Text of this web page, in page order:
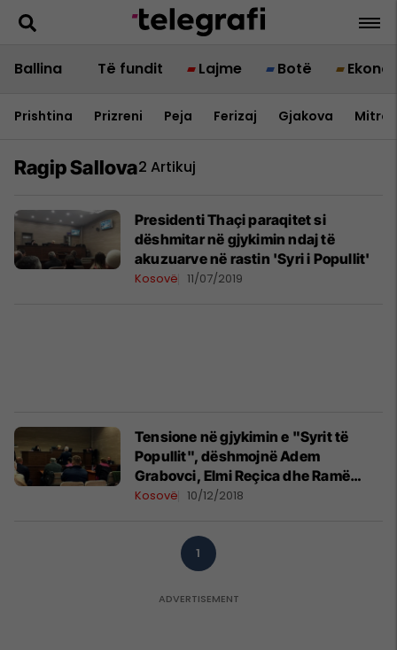
Ballina Të fundit Lajme Botë
Prishtina Prizreni Peja Ferizaj Gjakova
Ragip Sallova2 Artikuj
Presidenti Thaçi paraqitet si
dëshmitar në gjykimin ndaj të
akuzuarve në rastin 'Syri i Popullit'
Kosovë 11/07/2019
Tensione në gjykimin e "Syrit të
Popullit", dëshmojnë Adem
Grabovci, Elmi Reçica dhe Ramë
Maraj
Kosovë 10/12/2018
1